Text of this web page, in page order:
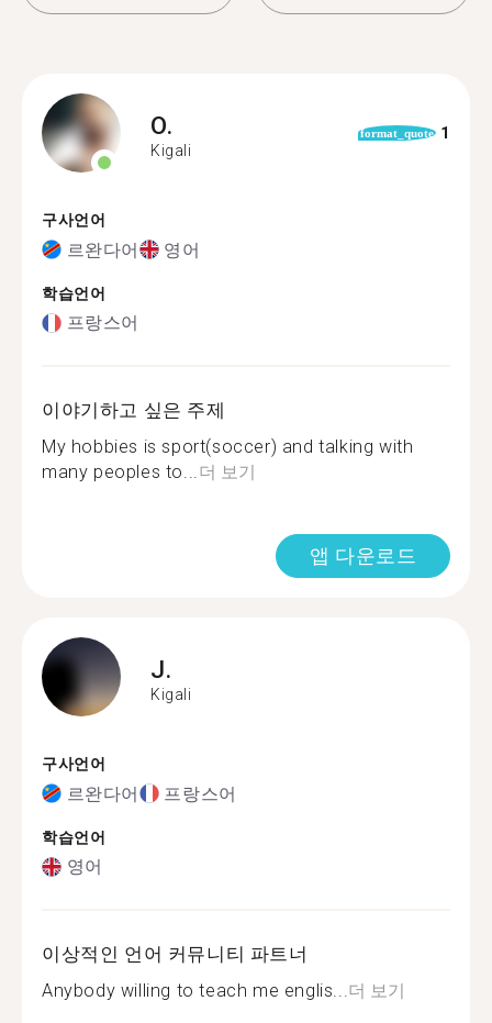
O.
Kigali
format_quote 1
구사언어
르완다어 영어
학습언어
프랑스어
이야기하고 싶은 주제
My hobbies is sport(soccer) and talking with
many peoples to...더 보기
앱 다운로드
J.
Kigali
구사언어
르완다어 프랑스어
학습언어
영어
이상적인 언어 커뮤니티 파트너
Anybody willing to teach me englis...더 보기